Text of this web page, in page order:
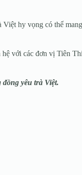
hy vọng có thể
với các đơn vị Tiên
yêu trà Việt.